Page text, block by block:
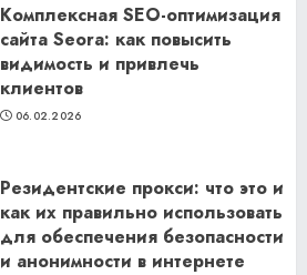
Комплексная SEO-оптимизация
сайта Seora: как повысить
видимость и привлечь
клиентов
06.02.2026
Резидентские прокси: что это и
как их правильно использовать
для обеспечения безопасности
и анонимности в интернете